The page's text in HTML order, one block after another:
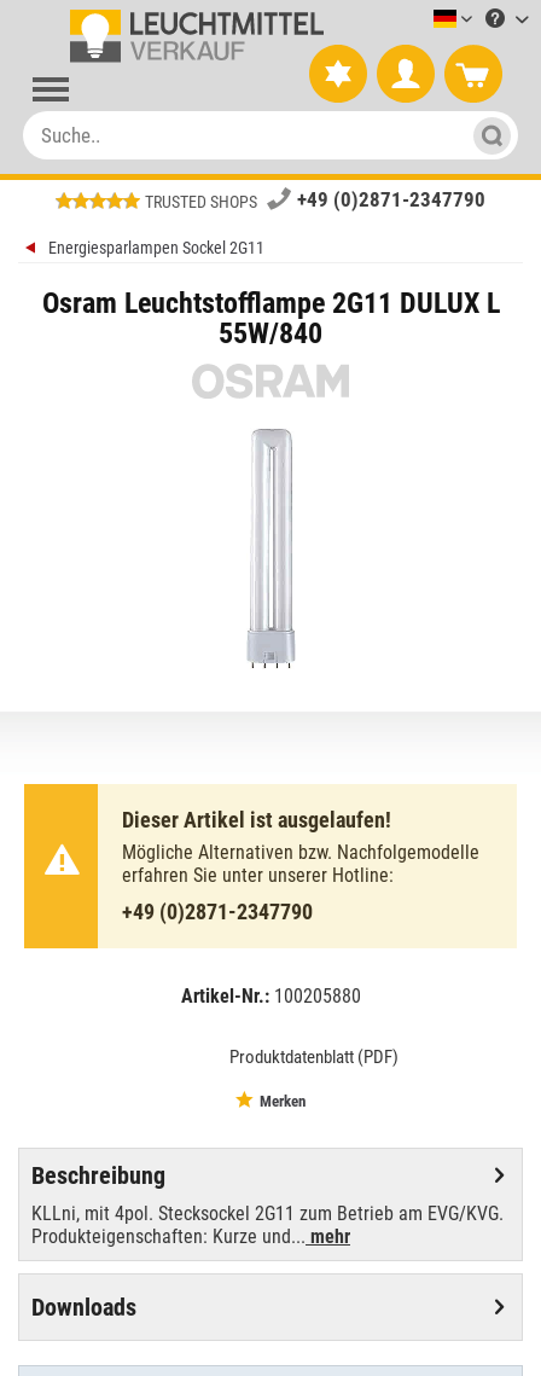
TRUSTED SHOPS +49 (0)2871-2347790
Energiesparlampen Sockel 2G11
Osram Leuchtstofflampe 2G11 DULUX L
55W/840
Dieser Artikel ist ausgelaufen!
Mögliche Alternativen bzw. Nachfolgemodelle
erfahren Sie unter unserer Hotline:
+49 (0)2871-2347790
Artikel-Nr.: 100205880
Produktdatenblatt (PDF)
Merken
Beschreibung
KLLni, mit 4pol. Stecksockel 2G11 zum Betrieb am EVG/KVG.
Produkteigenschaften: Kurze und... mehr
Downloads